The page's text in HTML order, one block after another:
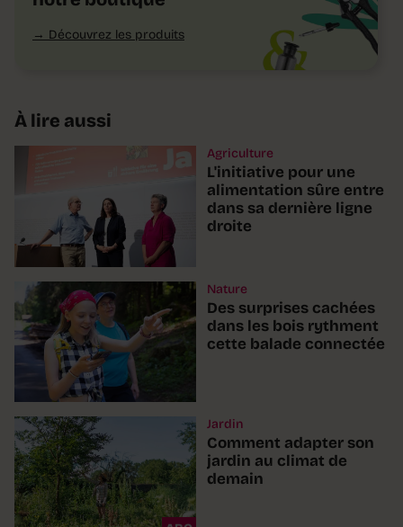
Découvrez les produits
À lire aussi
Agriculture
L'initiative pour une
alimentation sûre entre
dans sa dernière ligne
droite
Nature
Des surprises cachées
dans les bois rythment
cette balade connectée
Jardin
Comment adapter son
jardin au climat de
demain